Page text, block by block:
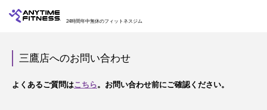
24時間年中無休のフィットネスジム
三鷹店へのお問い合わせ
よくあるご質問はこちら。お問い合わせ前にご確認ください。